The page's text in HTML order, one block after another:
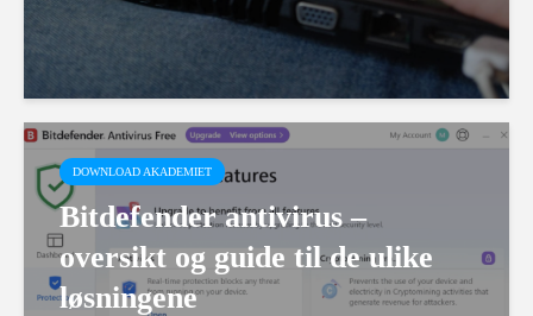
DOWNLOAD AKADEMIET
Bitdefender antivirus –
oversikt og guide til de ulike
løsningene